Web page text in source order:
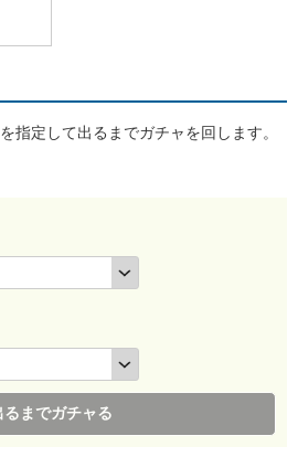
指定して出るまでガチャを回します。
るまでガチャる